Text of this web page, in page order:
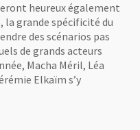
heureux également
la grande spécificité du
des scénarios pas
de grands acteurs
Macha Méril, Léa
Elkaïm s’y